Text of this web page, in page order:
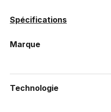
Spécifications
Marque
Technologie